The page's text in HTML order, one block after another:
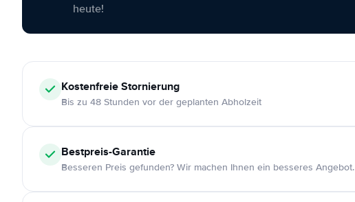
heute!
KostenfreieStornierung
Bis zu 48 Stunden vor der geplanten Abholzeit
Bestpreis-Garantie
Besseren Preis gefunden? Wir machen Ihnen ein besseres Angebot.